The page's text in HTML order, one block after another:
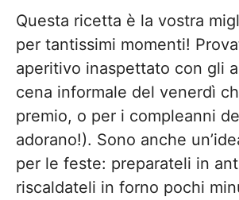
Questa ricetta è la vostra
per tantissimi momenti!
aperitivo inaspettato con gli
cena informale del venerdì
premio, o per i compleanni
adorano!). Sono anche
per le feste: preparateli in
riscaldateli in forno pochi